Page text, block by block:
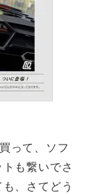
って、ソフ
も繋いでさ
、さてどう